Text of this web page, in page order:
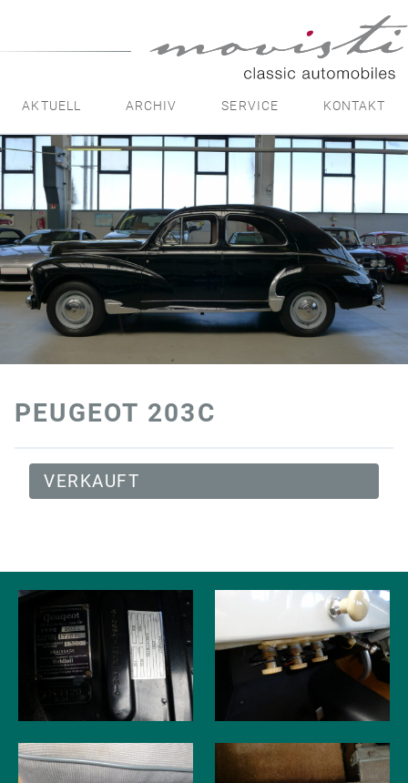
automobiles
AKTUELL ARCHIV SERVICE KONTAKT
PEUGEOT 203C
VERKAUFT